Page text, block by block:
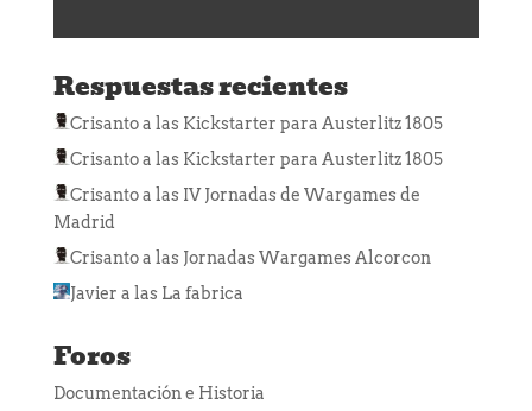
Respuestas recientes
Crisantoa las Kickstarter para Austerlitz 1805
Crisantoa las Kickstarter para Austerlitz 1805
Crisantoa las IV Jornadas de Wargames de
Madrid
Crisantoa las Jornadas Wargames Alcorcon
Javier a las La fabrica
Foros
Documentación e Historia